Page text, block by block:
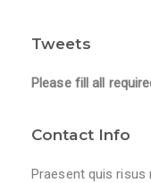
Tweets
Please fill all
Contact Info
Praesent quis risus